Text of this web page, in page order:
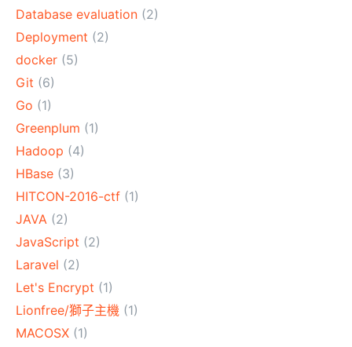
Database evaluation (2)
Deployment (2)
docker (5)
Git (6)
Go (1)
Greenplum (1)
Hadoop (4)
HBase (3)
HITCON-2016-ctf (1)
JAVA (2)
JavaScript (2)
Laravel (2)
Let's Encrypt (1)
Lionfree/獅子主機 (1)
MACOSX (1)